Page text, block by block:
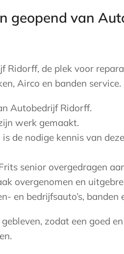
geopend van
de plek voor
Airco en banden service.
Autobedrijf Ridorff.
werk gemaakt.
de nodige kennis van
senior overgedragen
overgenomen en
en bedrijfsauto’s, banden
zodat een goed